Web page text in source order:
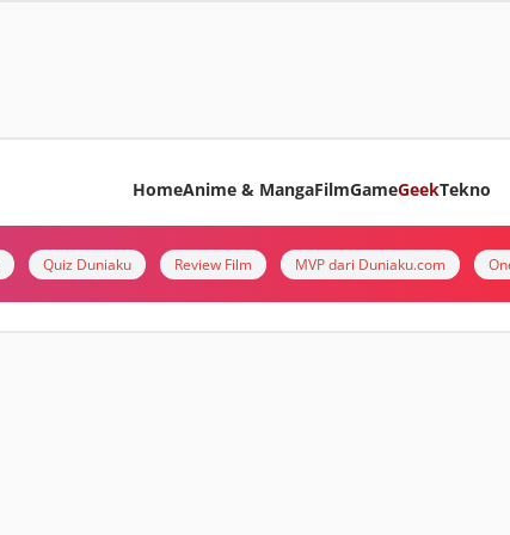
HomeAnime & MangaFilmGameGeekTekno
Quiz Duniaku Review Film MVP dari Duniaku.com